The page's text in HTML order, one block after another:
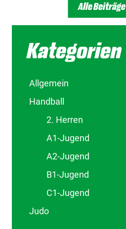
Alle Beiträge
Kategorien
Allgemein
Handball
2. Herren
A1-Jugend
A2-Jugend
B1-Jugend
C1-Jugend
Judo